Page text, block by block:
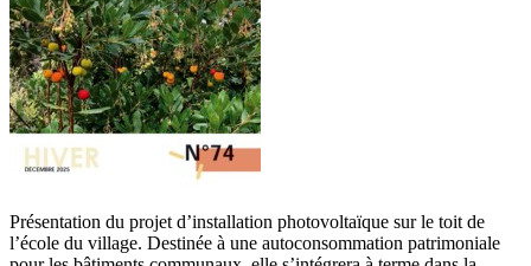
Présentation du projet d’installation photovoltaïque sur le toit de
l’école du village. Destinée à une autoconsommation patrimoniale